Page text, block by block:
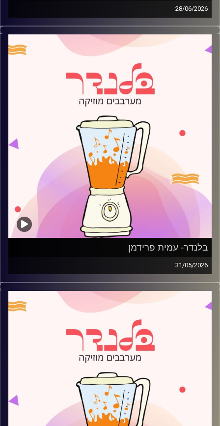
28/06/2026
מוזיקה קצבית חדשה עם עדן ברק
קרדיט תמונות:
AudioVersity
בלנדר- עמית פרידמן
31/05/2026
מוזיקה רגועה לפתוח איתה את הבוקר בהגשת עמית פרידמן
קרדיט תמונות:
AudioVersity